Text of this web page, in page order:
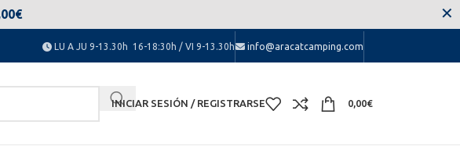
Disculpen las molestias.
LU A JU 9-13.30h 16-18:30h / VI 9-13.30h info@aracatcamping.com
INICIAR SESIÓN / REGISTRARSE 0,00€
✕